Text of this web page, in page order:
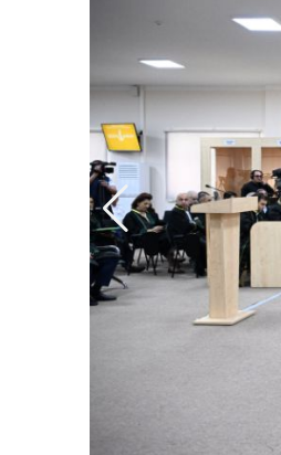
Поделитесь новостью
Если вам понравилась
забудьте поделиться ею
Похожие